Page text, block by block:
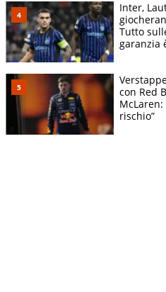
Inter,
Tutto
garanzia
con Red
rischio”